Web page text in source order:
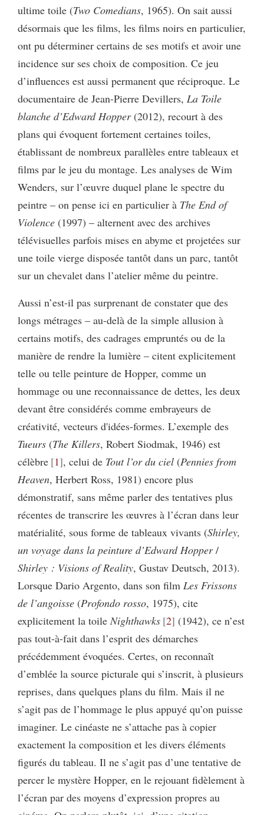
ultime toile (Two Comedians, 1965). On sait aussi
désormais que les films, les films noirs en particulier,
ont pu déterminer certains de ses motifs et avoir une
incidence sur ses choix de composition. Ce jeu
d’influences est aussi permanent que réciproque. Le
documentaire de Jean-Pierre Devillers, La Toile
blanche d’Edward Hopper(2012), recourt à des
plans qui évoquent fortement certaines toiles,
établissant de nombreux parallèles entre tableaux et
films par le jeu du montage. Les analyses de Wim
Wenders, sur l’œuvre duquel plane le spectre du
peintre – on pense ici en particulier à The End of
Violence (1997) – alternent avec des archives
télévisuelles parfois mises en abyme et projetées sur
une toile vierge disposée tantôt dans un parc, tantôt
sur un chevalet dans l’atelier même du peintre.
Aussi n’est-il pas surprenant de constater que des
longs métrages – au-delà de la simple allusion à
certains motifs, des cadrages empruntés ou de la
manière de rendre la lumière – citent explicitement
telle ou telle peinture de Hopper, comme un
hommage ou une reconnaissance de dettes, les deux
devant être considérés comme embrayeurs de
créativité, vecteurs d'idées-formes. L’exemple des
Tueurs (The Killers, Robert Siodmak, 1946) est
célèbre 1 , celui de Tout l’or du ciel(Pennies from
Heaven, Herbert Ross, 1981) encore plus
démonstratif, sans même parler des tentatives plus
récentes de transcrire les œuvres à l’écran dans leur
matérialité, sous forme de tableaux vivants (Shirley,
un voyage dans la peinture d’Edward Hopper/
Shirley : Visions of Reality, Gustav Deutsch, 2013).
Lorsque Dario Argento, dans son film Les Frissons
de l’angoisse (Profondo rosso, 1975), cite
explicitement la toile Nighthawks 2 (1942), ce n’est
pas tout-à-fait dans l’esprit des démarches
précédemment évoquées. Certes, on reconnaît
d’emblée la source picturale qui s’inscrit, à plusieurs
reprises, dans quelques plans du film. Mais il ne
s’agit pas de l’hommage le plus appuyé qu’on puisse
imaginer. Le cinéaste ne s’attache pas à copier
exactement la composition et les divers éléments
figurés du tableau. Il ne s’agit pas d’une tentative de
percer le mystère Hopper, en le rejouant fidèlement à
l’écran par des moyens d’expression propres au